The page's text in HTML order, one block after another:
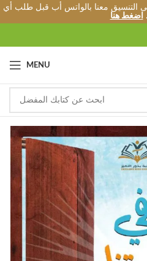
التنسيق معنا بالواتس أب قبل طلب أي
اضغط هنا
MENU